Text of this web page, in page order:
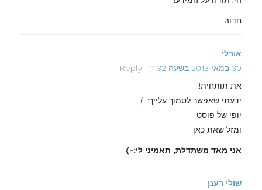
חדוה
אורלי
30 במאי 2013 בשעה 11:32
Reply
את תותחית!!!
ידעתי שאפשר לסמוך עלייך:-)
יופי של פוסט
ומזל שאת כאן!
אני מאד משתדלת, תאמיני לי:-)
שולי רענן